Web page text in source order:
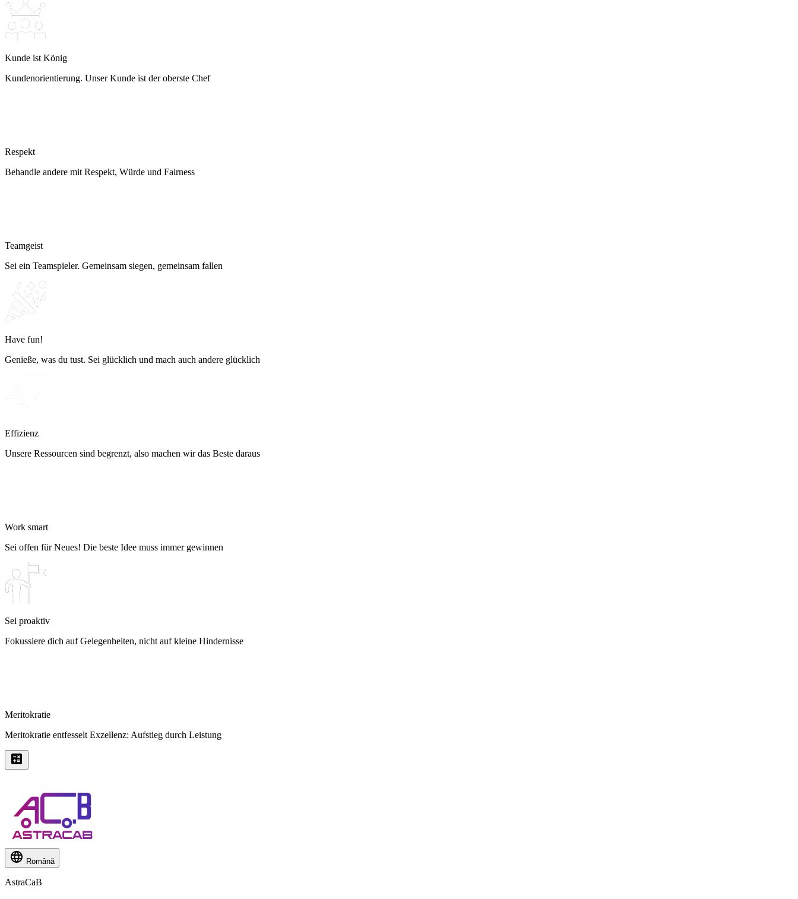
Kunde ist König
Kundenorientierung. Unser Kunde ist der oberste Chef
Respekt
Behandle andere mit Respekt, Würde und Fairness
Teamgeist
Sei ein Teamspieler. Gemeinsam siegen, gemeinsam fallen
Have fun!
Genieße, was du tust. Sei glücklich und mach auch andere glücklich
Effizienz
Unsere Ressourcen sind begrenzt, also machen wir das Beste daraus
Work smart
Sei offen für Neues! Die beste Idee muss immer gewinnen
Sei proaktiv
Fokussiere dich auf Gelegenheiten, nicht auf kleine Hindernisse
Meritokratie
Meritokratie entfesselt Exzellenz: Aufstieg durch Leistung
Română
AstraCaB